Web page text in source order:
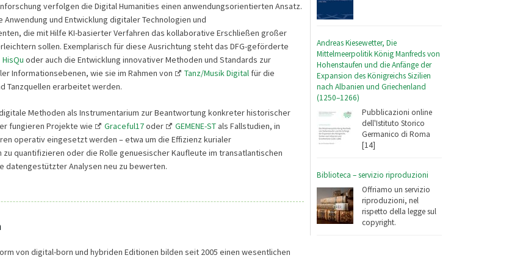
Andreas Kiesewetter, Die
Mittelmeerpolitik König Manfreds von
Hohenstaufen und die Anfänge der
Expansion des Königreichs Sizilien
nach Albanien und Griechenland
(1250–1266)
Pubblicazioni online
dell'Istituto Storico
Germanico di Roma
[14]
Biblioteca – servizio riproduzioni
Offriamo un servizio
riproduzioni, nel
rispetto della legge sul
copyright.
verfolgen die Digital Humanities einen anwendungsorientierten Ansatz.
Anwendung und Entwicklung digitaler Technologien und
die mit Hilfe KI-basierter Verfahren das kollaborative Erschließen großer
sollen. Exemplarisch für diese Ausrichtung steht das DFG-geförderte
HisQu oder auch die Entwicklung innovativer Methoden und Standards zur
Informationsebenen, wie sie im Rahmen von
Tanz/Musik Digitalfür die
Tanzquellen erarbeitet werden.
Methoden als Instrumentarium zur Beantwortung konkreter historischer
fungieren Projekte wie
Graceful17oder GEMENE-STals Fallstudien, in
operativ eingesetzt werden – etwa um die Effizienz kurialer
quantifizieren oder die Rolle genuesischer Kaufleute im transatlantischen
datengestützter Analysen neu zu bewerten.
von digital-born und hybriden Editionen bilden seit 2005 einen wesentlichen